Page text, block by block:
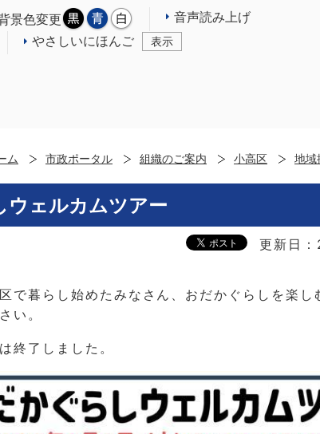
景色変更 音声読み上げ
やさしいにほんご 表示
ム 市政ポータル 組織のご案内 小高区 地域
ウェルカムツアー
更新日
で暮らし始めたみなさん、おだかぐらしを楽し
い。
終了しました。